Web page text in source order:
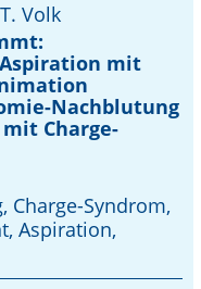
Volk
mit
Nachblutung
Charge-
Syndrom,
Aspiration,